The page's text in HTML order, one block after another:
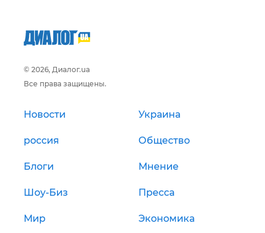
© 2026, Диалог.ua
Все права защищены.
Новости Украина
россия Общество
Блоги Мнение
Шоу-Биз Пресса
Мир Экономика